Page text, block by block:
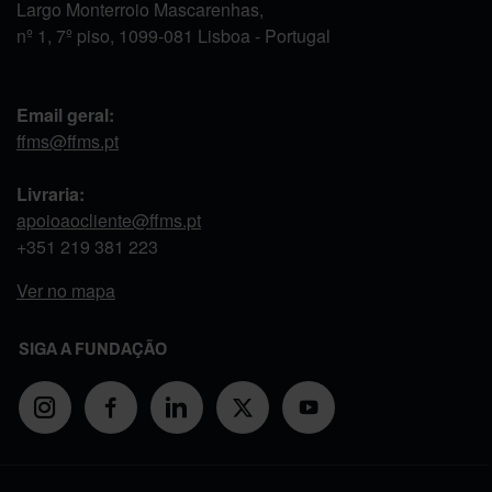
Largo Monterroio Mascarenhas,
nº 1, 7º piso, 1099-081 Lisboa - Portugal
Email geral:
ffms@ffms.pt
Livraria:
apoioaocliente@ffms.pt
+351 219 381 223
Ver no mapa
SIGA A FUNDAÇÃO